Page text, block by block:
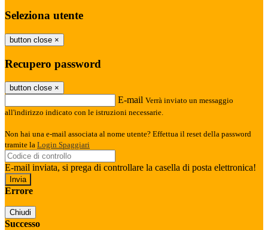
Seleziona utente
button close ×
Recupero password
button close ×
E-mail Verrà inviato un messaggio
all'indirizzo indicato con le istruzioni necessarie.
Non hai una e-mail associata al nome utente? Effettua il reset della password
tramite la Login Spaggiari
E-mail inviata, si prega di controllare la casella di posta elettronica!
Errore
Chiudi
Successo